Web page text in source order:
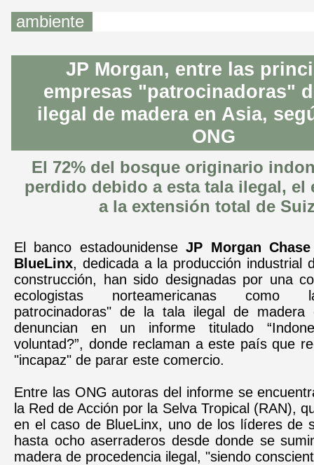
ambiente
JP Morgan, entre las
empresas "patrocinadoras"
ilegal de madera en Asia,
ONG
El 72% del bosque originario
perdido debido a esta tala ilegal, el
a la extensión total de
El banco estadounidenseJP Morgan Chase
BlueLinx, dedicada a la producción industrial
construcción, han sido designadas por una
ecologistas norteamericanas como
patrocinadoras" de la tala ilegal de madera
denuncian en un informe titulado
voluntad?”, donde reclaman a este país que
"incapaz" de parar este comercio.
Entre las ONG autoras del informe se
la Red de Acción por la Selva Tropical (RAN),
en el caso de BlueLinx, uno de los líderes de
hasta ocho aserraderos desde donde se
madera de procedencia ilegal, "siendo